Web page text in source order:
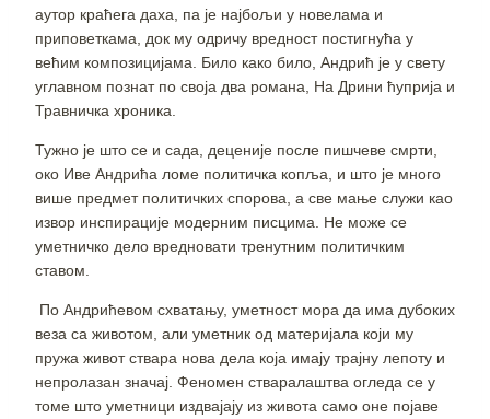
аутор краћега даха, па је најбољи у новелама и
приповеткама, док му одричу вредност постигнућа у
већим композицијама. Било како било, Андрић је у свету
углавном познат по своја два романа, На Дрини ћуприја и
Травничка хроника.
Тужно је што се и сада, деценије после пишчеве смрти,
око Иве Андрића ломе политичка копља, и што је много
више предмет политичких спорова, а све мање служи као
извор инспирације модерним писцима. Не може се
уметничко дело вредновати тренутним политичким
ставом.
По Андрићевом схватању, уметност мора да има дубоких
веза са животом, али уметник од материјала који му
пружа живот ствара нова дела која имају трајну лепоту и
непролазан значај. Феномен стваралаштва огледа се у
томе што уметници издвајају из живота само оне појаве